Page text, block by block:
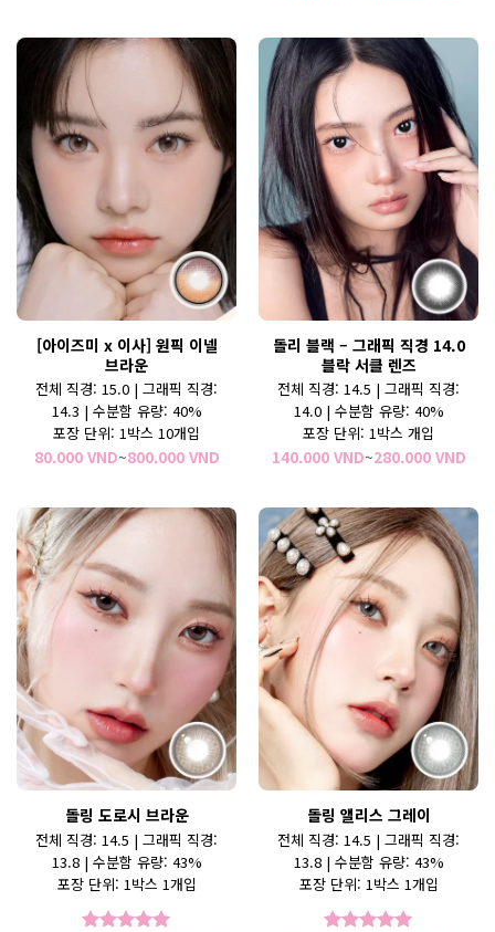
[아이즈미 x 이사] 원픽 이넬
브라운
전체 직경: 15.0 | 그래픽 직경:
14.3 | 수분함 유량: 40%
포장 단위: 1박스 10개입
80.000 VND~800.000 VND가
80.000 VND~800.000 VND
돌리 블랙 – 그래픽 직경 14.0
블락 서클 렌즈
전체 직경: 14.5 | 그래픽 직경:
14.0 | 수분함 유량: 40%
포장 단위: 1박스 개입
140.000 VND~280.000 VND가
돌링 도로시 브라운
전체 직경: 14.5 | 그래픽 직경:
13.8 | 수분함 유량: 43%
포장 단위: 1박스 1개입
돌링 앨리스 그레이
전체 직경: 14.5 | 그래픽 직경:
13.8 | 수분함 유량: 43%
포장 단위: 1박스 1개입